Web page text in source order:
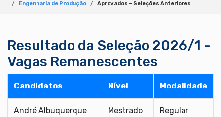
Engenharia de Produção
Aprovados – Seleções Anteriores
Resultado da Seleção 2026/1 -
Vagas Remanescentes
Candidatos Nível Modalidade
André Albuquerque
Mestrado Regular